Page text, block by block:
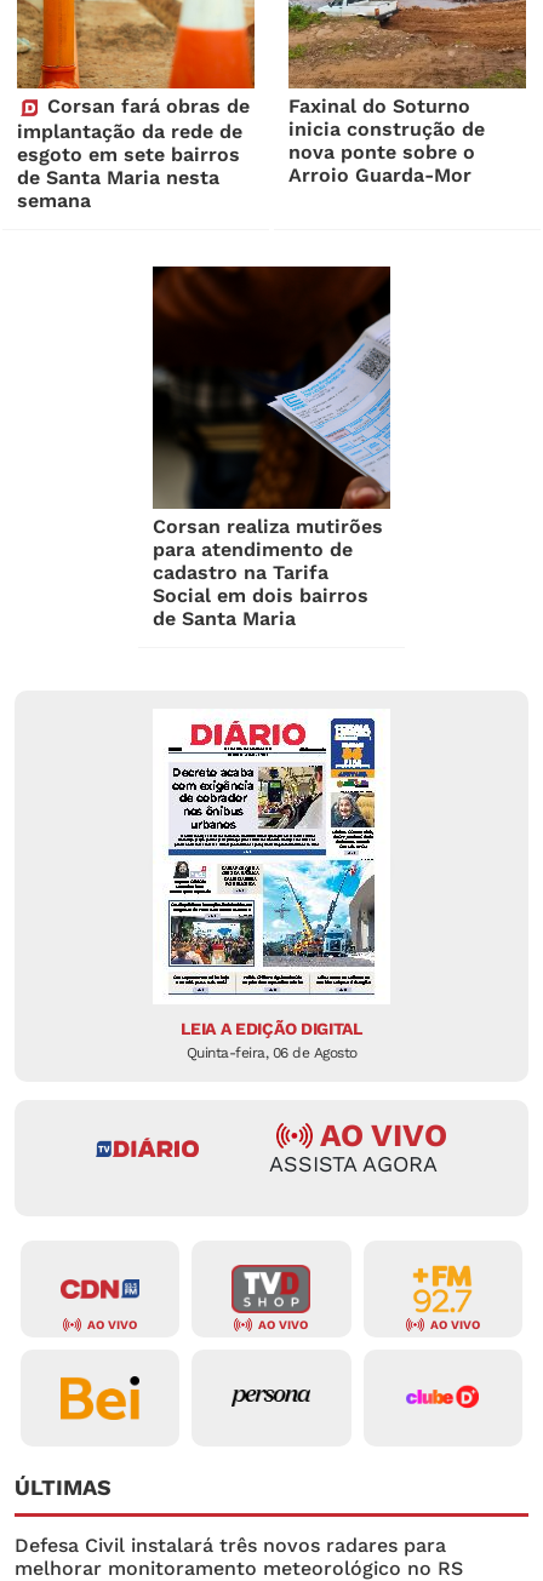
Corsan fará obras de
implantação da rede de
esgoto em sete bairros
de Santa Maria nesta
semana
Faxinal do Soturno
inicia construção de
nova ponte sobre o
Arroio Guarda-Mor
Corsan realiza mutirões
para atendimento de
cadastro na Tarifa
Social em dois bairros
de Santa Maria
LEIA A EDIÇÃO DIGITAL
Quinta-feira, 06 de Agosto
AO VIVO
ASSISTA AGORA
AO VIVO AO VIVO AO VIVO
ÚLTIMAS
Defesa Civil instalará três novos radares para
melhorar monitoramento meteorológico no RS